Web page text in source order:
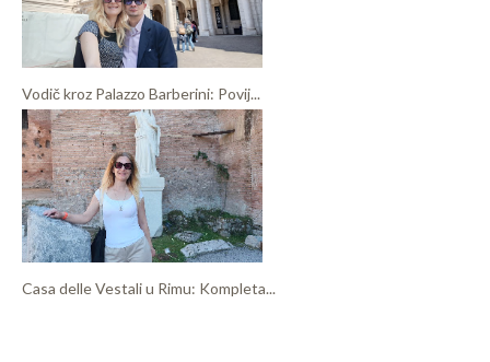
Vodič kroz Palazzo Barberini: Povij...
Casa delle Vestali u Rimu: Kompleta...